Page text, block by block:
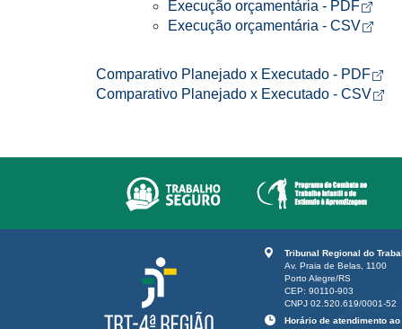
Execução orçamentária - PDF
Execução orçamentária - CSV
Comparativo Planejado x Executado - PDF
Comparativo Planejado x Executado - CSV
Tribunal Regional do
Av. Praia de Belas, 1100
Porto Alegre/RS
CEP: 90110-903
CNPJ 02.520.619/0001-52
Horário de atendimento